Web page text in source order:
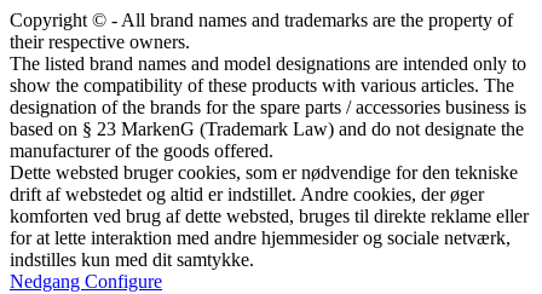
Copyright © - All brand names and trademarks are the property of
their respective owners.
The listed brand names and model designations are intended only to
show the compatibility of these products with various articles. The
designation of the brands for the spare parts / accessories business is
based on § 23 MarkenG (Trademark Law) and do not designate the
manufacturer of the goods offered.
Dette websted bruger cookies, som er nødvendige for den tekniske
drift af webstedet og altid er indstillet. Andre cookies, der øger
komforten ved brug af dette websted, bruges til direkte reklame eller
for at lette interaktion med andre hjemmesider og sociale netværk,
indstilles kun med dit samtykke.
Nedgang Configure